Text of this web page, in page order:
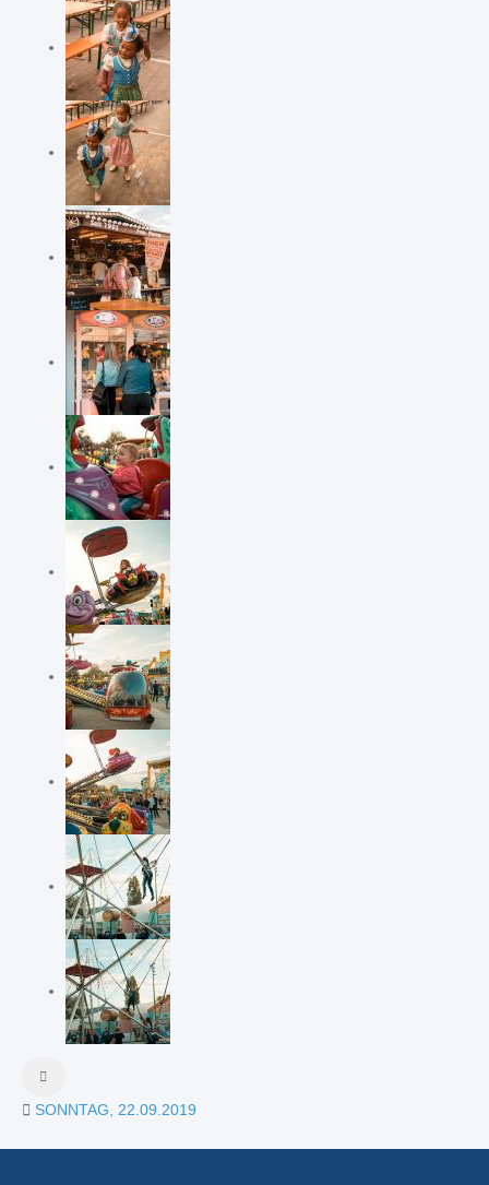
SONNTAG, 22.09.2019